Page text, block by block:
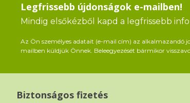
Legfrissebb újdonságok e-mailben!
Mindig elsőkézből kapd a legfrissebb
Az Ön személyes adatait (e-mail cím) az alkalmazandó
mailben küldjük Önnek. Beleegyezését bármikor
Biztonságos fizetés